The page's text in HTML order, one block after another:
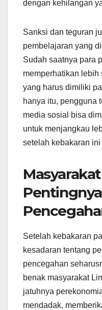
dengan kehilangan
Sanksi dan teguran
pembelajaran yang
Sudah saatnya para
memperhatikan lebih
yang harus dimiliki
hanya itu, pengguna
media sosial bisa
untuk menjangkau
setelah kebakaran
Setelah kebakaran
kesadaran tentang
pencegahan
benak masyarakat
jatuhnya
mendadak,